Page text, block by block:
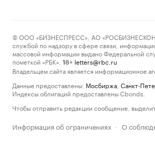
© ООО «БИЗНЕСПРЕСС», АО
службой по надзору в сфере связи,
массовой информации выдано Федеральной
пометкой «РБК».
18+ letters@rbc.ru
Владельцем сайта является информационное
Данные предоставлены: Мосбиржа Санкт-
Индексы облигаций предоставлены Cbonds.
Чтобы отправить редакции сообщение,
Информация об ограничениях · О